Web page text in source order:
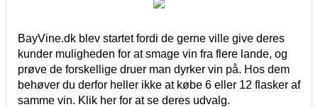
BayVine.dk blev startet fordi de gerne ville give deres
kunder muligheden for at smage vin fra flere lande, og
prøve de forskellige druer man dyrker vin på. Hos dem
behøver du derfor heller ikke at købe 6 eller 12 flasker af
samme vin. Klik her for at se deres udvalg.